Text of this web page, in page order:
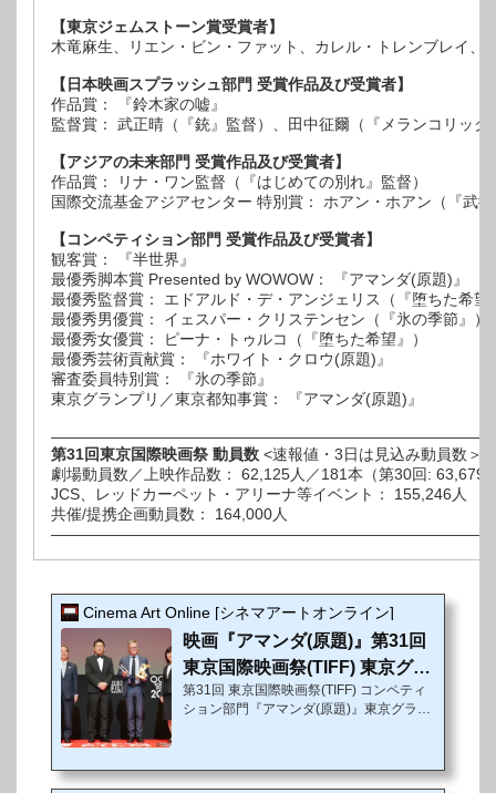
【東京ジェムストーン賞受賞者】
木竜麻生、リエン・ビン・ファット、カレル・トレンブレイ、
【日本映画スプラッシュ部門 受賞作品及び受賞者】
作品賞： 『鈴木家の嘘』
監督賞： 武正晴（『銃』監督）、田中征爾（『メランコリック
【アジアの未来部門 受賞作品及び受賞者】
作品賞： リナ・ワン監督（『はじめての別れ』監督）
国際交流基金アジアセンター 特別賞： ホアン・ホアン（『武
【コンペティション部門 受賞作品及び受賞者】
観客賞： 『半世界』
最優秀脚本賞 Presented by WOWOW： 『アマンダ(原題)』
最優秀監督賞： エドアルド・デ・アンジェリス（『堕ちた希望
最優秀男優賞： イェスパー・クリステンセン（『氷の季節』）
最優秀女優賞： ピーナ・トゥルコ（『堕ちた希望』）
最優秀芸術貢献賞： 『ホワイト・クロウ(原題)』
審査委員特別賞： 『氷の季節』
東京グランプリ／東京都知事賞： 『アマンダ(原題)』
第31回東京国際映画祭 動員数 <速報値・3日は見込み動員数＞
劇場動員数／上映作品数： 62,125人／181本（第30回: 63,679
JCS、レッドカーペット・アリーナ等イベント： 155,246人
共催/提携企画動員数： 164,000人
Cinema Art Online [シネマアートオンライン]
映画『アマンダ(原題)』第31回
東京国際映画祭(TIFF) 東京グラ
ンプリ＆最優秀脚本賞...
第31回 東京国際映画祭(TIFF) コンペティ
ション部門『アマンダ(原題)』東京グラン
a）が、最高賞となる東京グランプリと最